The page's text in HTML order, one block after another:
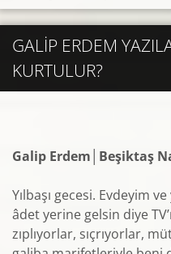
GALIP ERDEM
KURTULUR?
Galip Erdem│Beşiktaş
Yılbaşı gecesi. Evdeyim
âdet yerine gelsin diye
zıplıyorlar, sıçrıyorlar,